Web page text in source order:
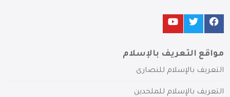
مواقع التعريف بالإسلام
التعريف بالإسلام للنصارى
التعريف بالإسلام للملحدين